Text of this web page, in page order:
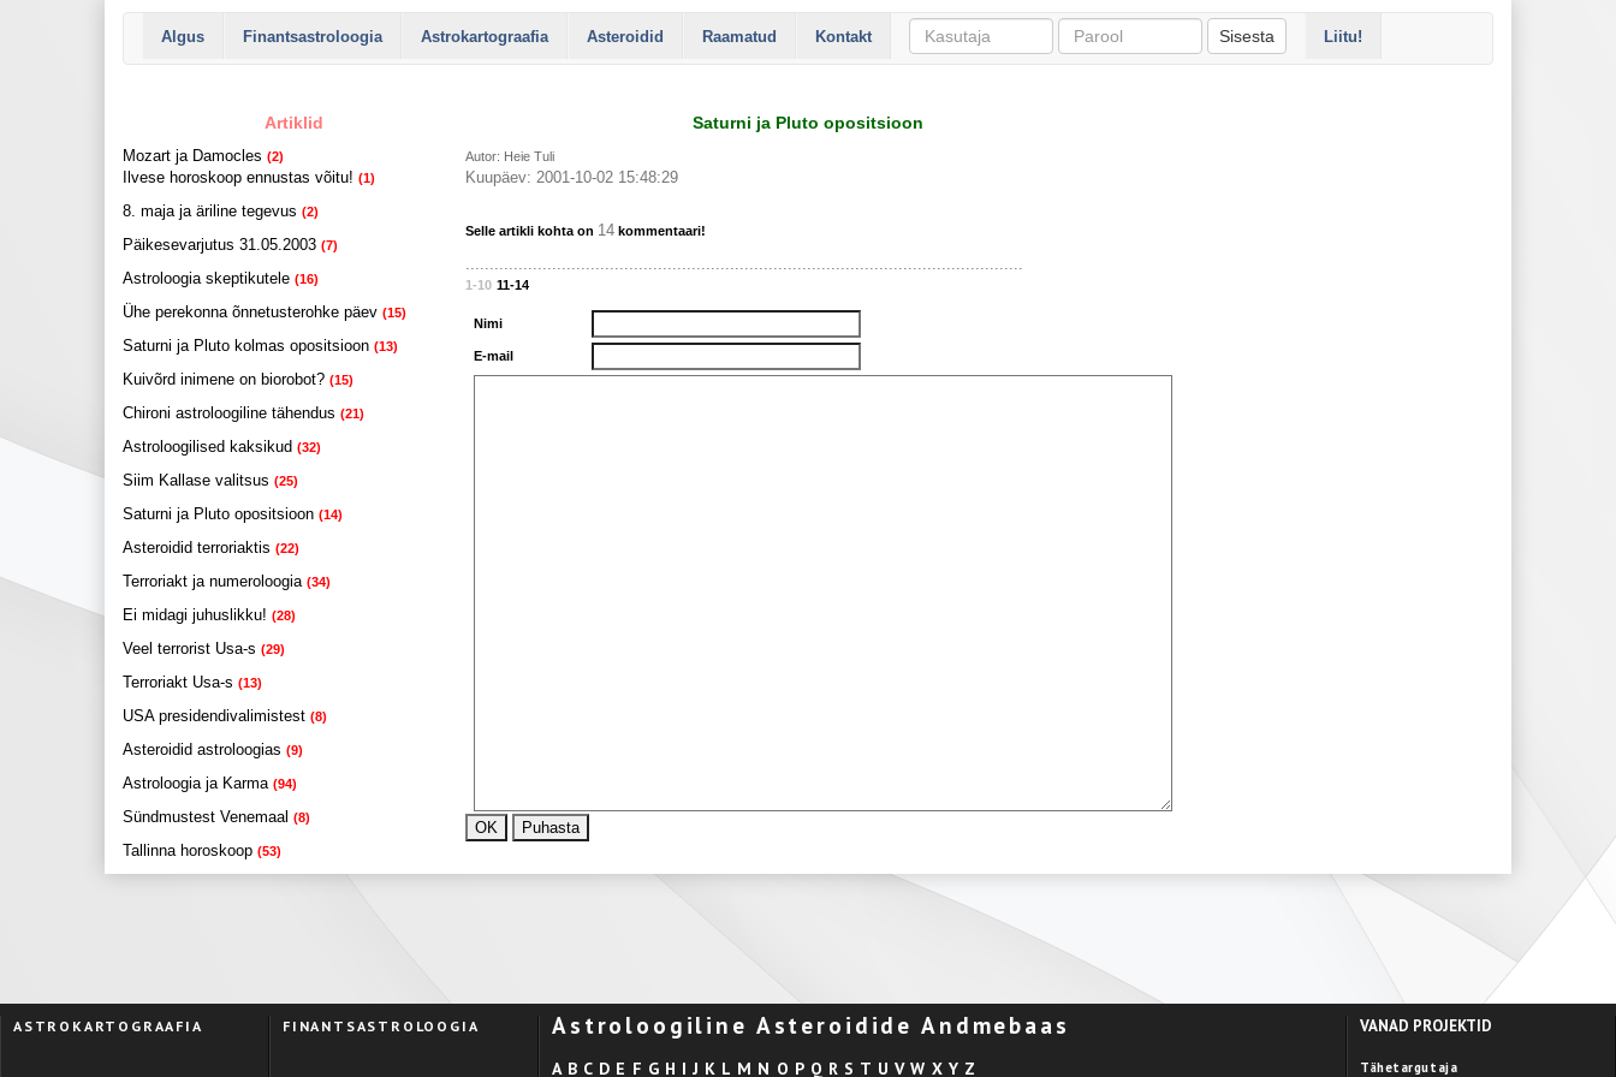
Algus Finantsastroloogia Astrokartograafia Asteroidid Raamatud Kontakt Sisesta Liitu!
Artiklid
Mozart ja Damocles (2)
Ilvese horoskoop ennustas võitu! (1)
8. maja ja äriline tegevus (2)
Päikesevarjutus 31.05.2003 (7)
Astroloogia skeptikutele (16)
Ühe perekonna õnnetusterohke päev (15)
Saturni ja Pluto kolmas opositsioon (13)
Kuivõrd inimene on biorobot? (15)
Chironi astroloogiline tähendus (21)
Astroloogilised kaksikud (32)
Siim Kallase valitsus (25)
Saturni ja Pluto opositsioon (14)
Asteroidid terroriaktis (22)
Terroriakt ja numeroloogia (34)
Ei midagi juhuslikku! (28)
Veel terrorist Usa-s (29)
Terroriakt Usa-s (13)
USA presidendivalimistest (8)
Asteroidid astroloogias (9)
Astroloogia ja Karma (94)
Sündmustest Venemaal (8)
Tallinna horoskoop (53)
Saturni ja Pluto opositsioon
Autor: Heie Tuli
Kuupäev: 2001-10-02 15:48:29
Selle artikli kohta on 14 kommentaari!
....................................................................................................................
1-10 11-14
Nimi
E-mail
ASTROKARTOGRAAFIA FINANTSASTROLOOGIA Astroloogiline Asteroidide Andmebaas
A B C D E F G H I J K L M N O P Q R S T U V W X Y Z
VANAD PROJEKTID
Tähetargutaja